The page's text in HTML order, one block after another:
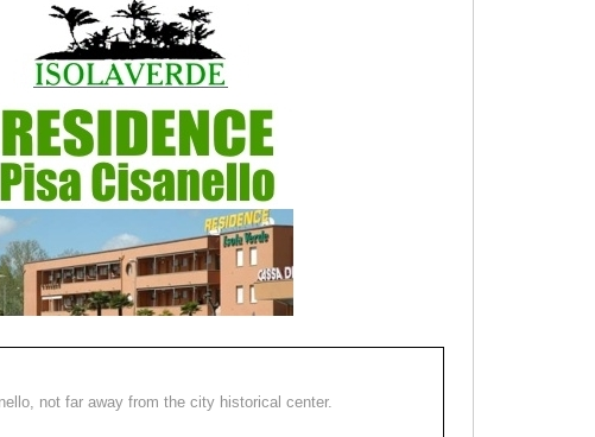
not far away from the city historical center.